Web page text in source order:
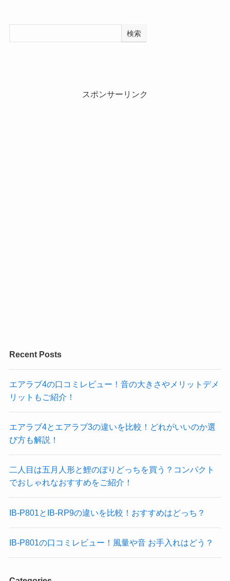
検索
Recent Posts
リットもご紹介！
エアラブ4とエアラブ3の違いを比較！どれがいいのか選
び方も解説！